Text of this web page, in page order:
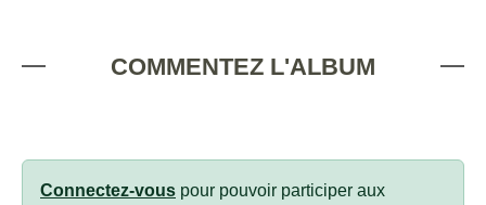
COMMENTEZ L'ALBUM
Connectez-vous pour pouvoir participer aux